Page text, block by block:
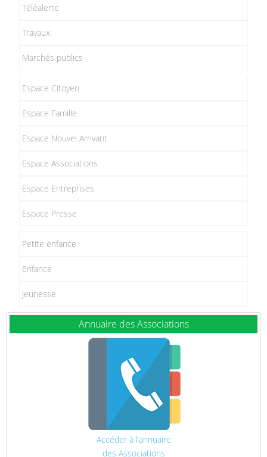
Téléalerte
Travaux
Marchés publics
Espace Citoyen
Espace Famille
Espace Nouvel Arrivant
Espace Associations
Espace Entreprises
Espace Presse
Petite enfance
Enfance
Jeunesse
Annuaire des Associations
Accéder à l’annuaire
des Associations